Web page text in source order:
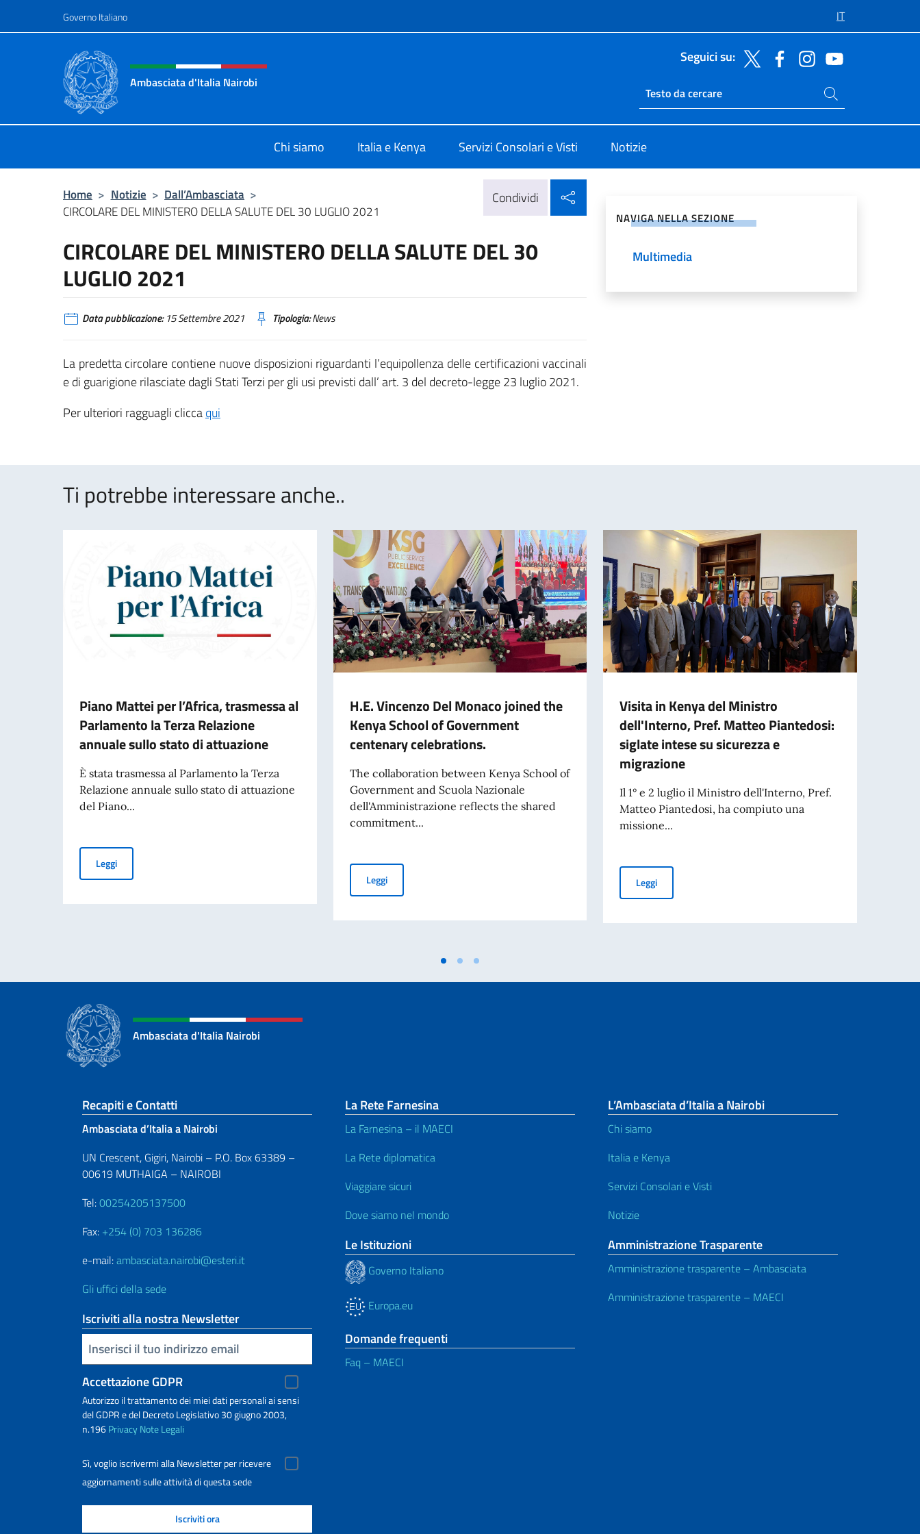
Governo Italiano IT
Intestazione sito, social e menù
Ambasciata d'Italia Nairobi
Seguici su:
Ricerca sito live
Cerca nel sito
Chi siamo Italia e Kenya Servizi Consolari e Visti Notizie
Home > Notizie > Dall’Ambasciata >
CIRCOLARE DEL MINISTERO DELLA SALUTE DEL 30 LUGLIO 2021
Condividi
CIRCOLARE DEL MINISTERO DELLA SALUTE DEL 30
LUGLIO 2021
Data pubblicazione:15 Settembre 2021 Tipologia:News
La predetta circolare contiene nuove disposizioni riguardanti l’equipollenza delle certificazioni vaccinali
e di guarigione rilasciate dagli Stati Terzi per gli usi previsti dall’ art. 3 del decreto-legge 23 luglio 2021.
Per ulteriori ragguagli cliccaqui
NAVIGA NELLA SEZIONE
Multimedia
Ti potrebbe interessare anche..
Piano Mattei per l’Africa, trasmessa al
Parlamento la Terza Relazione
annuale sullo stato di attuazione
È stata trasmessa al Parlamento la Terza
Relazione annuale sullo stato di attuazione
del Piano...
LeggiPiano Mattei per l’Africa, trasmessa al Parlamento la Terza Relazione annuale sullo stato di attuazione
H.E. Vincenzo Del Monaco joined the
Kenya School of Government
centenary celebrations.
The collaboration between Kenya School of
Government and Scuola Nazionale
dell'Amministrazione reflects the shared
commitment...
LeggiH.E. Vincenzo Del Monaco joined the Kenya School of Government centenary celebrations.
Visita in Kenya del Ministro
dell'Interno, Pref. Matteo Piantedosi:
siglate intese su sicurezza e
migrazione
Il 1° e 2 luglio il Ministro dell'Interno, Pref.
Matteo Piantedosi, ha compiuto una
missione...
LeggiVisita in Kenya del Ministro dell'Interno, Pref. Matteo
Ambasciata d'Italia Nairobi
Sezione footer
Recapiti e Contatti
Ambasciata d’Italia a Nairobi
UN Crescent, Gigiri, Nairobi – P.O. Box 63389 –
00619 MUTHAIGA – NAIROBI
Tel:00254205137500
Fax: +254 (0) 703 136286
e-mail:ambasciata.nairobi@esteri.it
Gli uffici della sede
Iscriviti alla nostra Newsletter
Inserisci la tua email
Accettazione GDPR
Autorizzo il trattamento dei miei dati personali ai sensi
del GDPR e del Decreto Legislativo 30 giugno 2003,
n.196PrivacyNote Legali
Sì, voglio iscrivermi alla Newsletter per ricevere
aggiornamenti sulle attività di questa sede
La Rete Farnesina
La Farnesina – il MAECI
La Rete diplomatica
Viaggiare sicuri
Dove siamo nel mondo
Le Istituzioni
Governo Italiano
Europa.eu
Domande frequenti
Faq – MAECI
L’Ambasciata d’Italia a Nairobi
Chi siamo
Italia e Kenya
Servizi Consolari e Visti
Notizie
Amministrazione Trasparente
Amministrazione trasparente – Ambasciata
Amministrazione trasparente – MAECI